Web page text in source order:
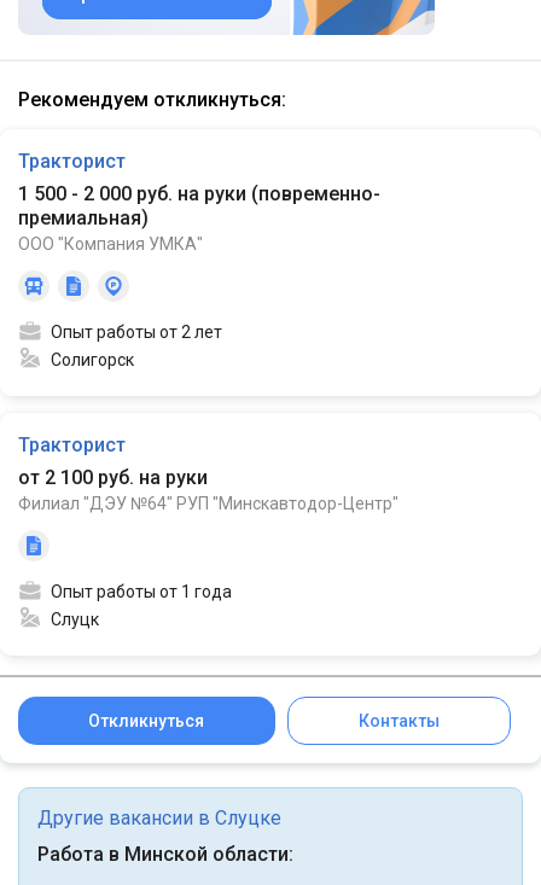
Рекомендуем откликнуться:
Тракторист
1 500 - 2 000 руб. на руки (повременно-
премиальная)
ООО "Компания УМКА"
Опыт работы от 2 лет
Солигорск
Тракторист
от 2 100 руб. на руки
Филиал "ДЭУ №64" РУП "Минскавтодор-Центр"
Опыт работы от 1 года
Слуцк
Откликнуться Контакты
Другие вакансии в Слуцке
Работа в Минской области: